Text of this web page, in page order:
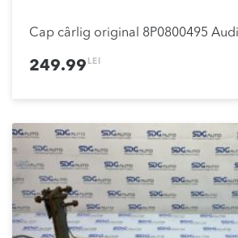
Cap cârlig original 8P0800495
249.99 LEI